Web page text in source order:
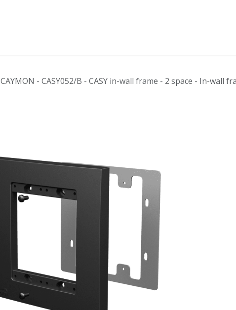
CAYMON - CASY052/B - CASY in-wall frame - 2 space - In-wall